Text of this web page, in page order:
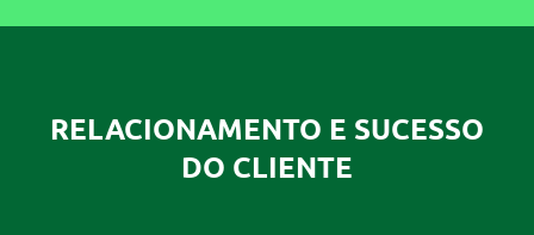
RELACIONAMENTO E SUCESSO
DO CLIENTE